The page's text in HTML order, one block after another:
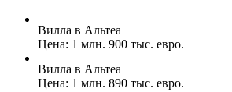
Вилла в Альтеа
Цена: 1 млн. 900 тыс. евро.
Вилла в Альтеа
Цена: 1 млн. 890 тыс. евро.